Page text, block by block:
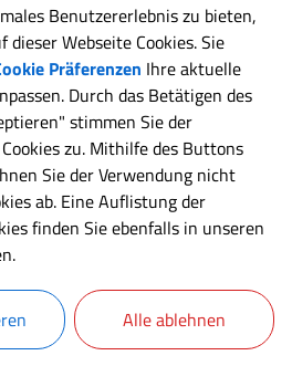
Röckingen
Wittelshofen
Benutzererlebnis zu bieten,
Webseite Cookies. Sie
Präferenzen Ihre aktuelle
Durch das Betätigen des
stimmen Sie der
zu. Mithilfe des Buttons
Sie der Verwendung nicht
ab. Eine Auflistung der
finden Sie ebenfalls in unseren
Alle ablehnen